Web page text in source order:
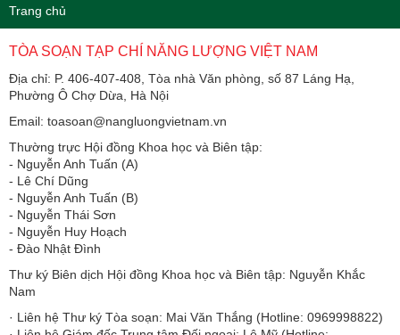
Trang chủ
TÒA SOẠN TẠP CHÍ NĂNG LƯỢNG VIỆT NAM
Địa chỉ: P. 406-407-408, Tòa nhà Văn phòng, số 87 Láng Hạ,
Phường Ô Chợ Dừa, Hà Nội
Email: toasoan@nangluongvietnam.vn
Thường trực Hội đồng Khoa học và Biên tập:
​​​​​​- Nguyễn Anh Tuấn (A)
- Lê Chí Dũng
- Nguyễn Anh Tuấn (B)
- Nguyễn Thái Sơn
- Nguyễn Huy Hoạch
- Đào Nhật Đình
Thư ký Biên dịch Hội đồng Khoa học và Biên tập: Nguyễn Khắc
Nam
· Liên hệ Thư ký Tòa soạn: Mai Văn Thắng (Hotline: 0969998822)